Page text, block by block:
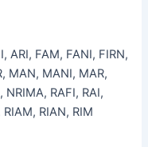
ARI, FAM, FANI, FIRN,
MAN, MANI, MAR,
RAFI, RAI,
RIAN, RIM